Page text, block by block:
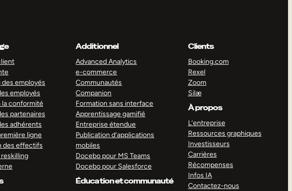
employés
employés
la conformité
partenaires
adhérents
ligne
des effectifs
Additionnel
Advanced Analytics
e-commerce
Communautés
Companion
Formation sans interface
Apprentissage gamifié
Entreprise étendue
Publication d’applications
mobiles
Docebo pour MS Teams
Docebo pour Salesforce
Éducation et communauté
Clients
Booking.com
Rexel
Zoom
Silæ
À propos
L’entreprise
Ressources graphiques
Investisseurs
Carrières
Récompenses
Infos IA
Contactez-nous